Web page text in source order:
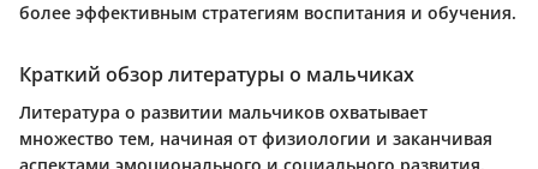
более эффективным стратегиям воспитания и обучения.
Краткий обзор литературы о мальчиках
Литература о развитии мальчиков охватывает
множество тем, начиная от физиологии и заканчивая